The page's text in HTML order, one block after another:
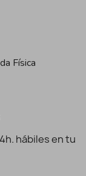
Física
hábiles en tu